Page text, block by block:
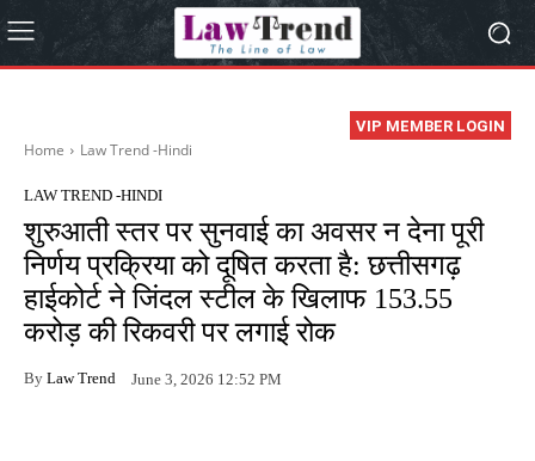
VIP MEMBER LOGIN
Home Law Trend -Hindi
LAW TREND -HINDI
शुरुआती स्तर पर सुनवाई का अवसर न देना पूरी
निर्णय प्रक्रिया को दूषित करता है: छत्तीसगढ़
हाईकोर्ट ने जिंदल स्टील के खिलाफ 153.55
करोड़ की रिकवरी पर लगाई रोक
By Law Trend June 3, 2026 12:52 PM